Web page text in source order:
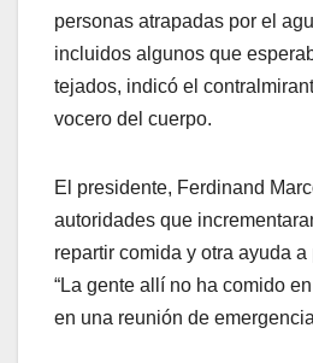
personas atrapadas por el
incluidos algunos que
tejados, indicó el
vocero del cuerpo.
El presidente, Ferdinand
autoridades que
repartir comida y otra ayuda
“La gente allí no ha comido
en una reunión de